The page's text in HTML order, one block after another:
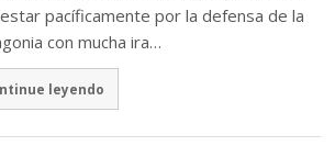
pacíficamente por la defensa de la
con mucha ira…
leyendo